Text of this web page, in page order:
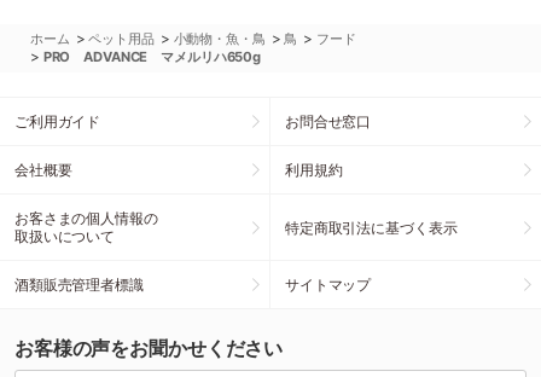
ホーム >ペット用品 > 小動物・魚・鳥 >鳥 > フード
> PRO ADVANCE マメルリハ650g
ご利用ガイド お問合せ窓口
会社概要 利用規約
お客さまの個人情報の
取扱いについて
特定商取引法に基づく表示
酒類販売管理者標識 サイトマップ
お客様の声をお聞かせください